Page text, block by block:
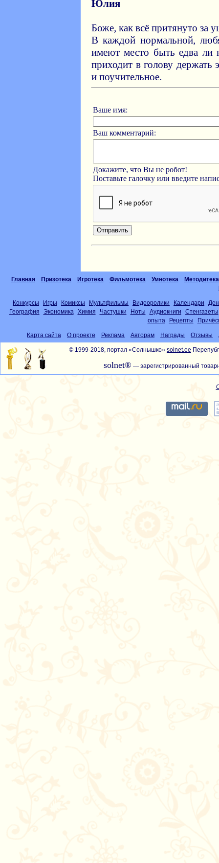
Юлия
Боже, как всё притянуто за
В каждой нормальной,
имеют место быть едва ли
приходит в голову держать
и поучительное.
Ваше имя:
Ваш комментарий:
Докажите, что Вы не робот!
Поставьте галочку или введите
Главная Призотека Игротека Фильмотека Умнотека
Методитека
Конкурсы Игры Комиксы Мультфильмы Видеоролики Календари
География
Экономика Химия Частушки Ноты Аудиокниги
Стенгазеты
опыта
Рецепты
Карта сайта О проекте Реклама Авторам Награды Отзывы
© 1999-2018, портал «Солнышко» solnet.ee
solnet® — зарегистрированный